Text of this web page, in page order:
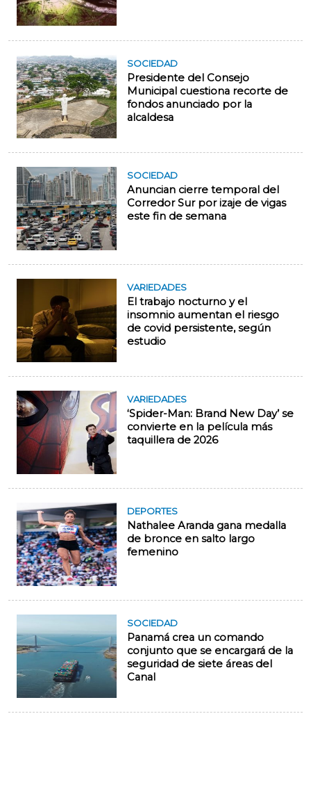
SOCIEDAD
Presidente del Consejo
Municipal cuestiona recorte de
fondos anunciado por la
alcaldesa
SOCIEDAD
Anuncian cierre temporal del
Corredor Sur por izaje de vigas
este fin de semana
VARIEDADES
El trabajo nocturno y el
insomnio aumentan el riesgo
de covid persistente, según
estudio
VARIEDADES
‘Spider-Man: Brand New Day’ se
convierte en la película más
taquillera de 2026
DEPORTES
Nathalee Aranda gana medalla
de bronce en salto largo
femenino
SOCIEDAD
Panamá crea un comando
conjunto que se encargará de la
seguridad de siete áreas del
Canal